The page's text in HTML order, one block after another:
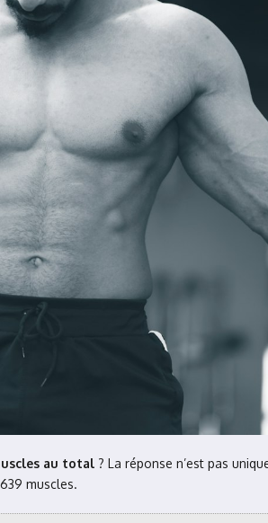
au total ? La réponse n’est pas
muscles.